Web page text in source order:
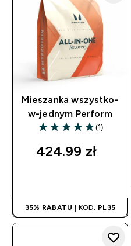
Mieszanka wszystko-
w-jednym Perform
5 out of 5 stars
(1)
424.99 zł‎
35% RABATU | KOD: PL35